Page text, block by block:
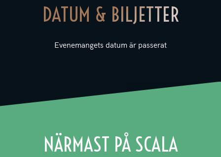
DATUM & BILJETTER
Evenemangets datum är passerat
NÄRMAST PÅ SCALA